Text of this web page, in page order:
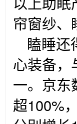
帘窗纱、
瞌睡还
心装备，
一。京东
超100%